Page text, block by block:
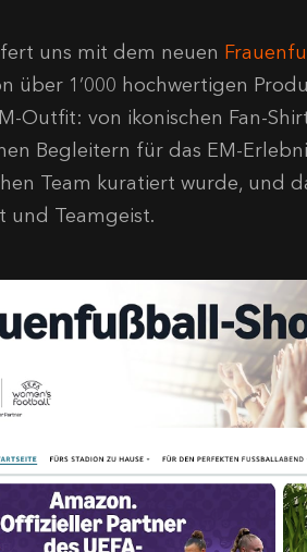
uns mit dem neuen
über 1’000 hochwertigen
Outfit: von ikonischen Fan-
Begleitern für das EM-
Team kuratiert wurde, und
und Teamgeist.